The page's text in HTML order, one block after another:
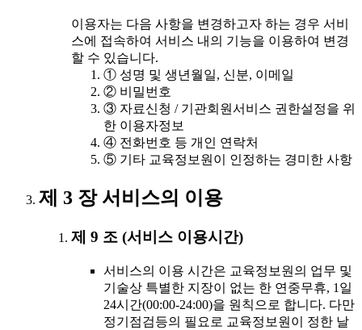
이용자는 다음 사항을 변경하고자 하는 경우 서비
스에 접속하여 서비스 내의 기능을 이용하여 변경
할 수 있습니다.
① 성명 및 생년월일, 신분, 이메일
② 비밀번호
③ 자료신청 / 기관회원서비스 권한설정을 위
한 이용자정보
④ 전화번호 등 개인 연락처
⑤ 기타 교육정보원이 인정하는 경미한 사항
제 3 장 서비스의 이용
제 9 조 (서비스 이용시간)
서비스의 이용 시간은 교육정보원의 업무 및
기술상 특별한 지장이 없는 한 연중무휴, 1일
24시간(00:00-24:00)을 원칙으로 합니다. 다만
정기점검등의 필요로 교육정보원이 정한 날